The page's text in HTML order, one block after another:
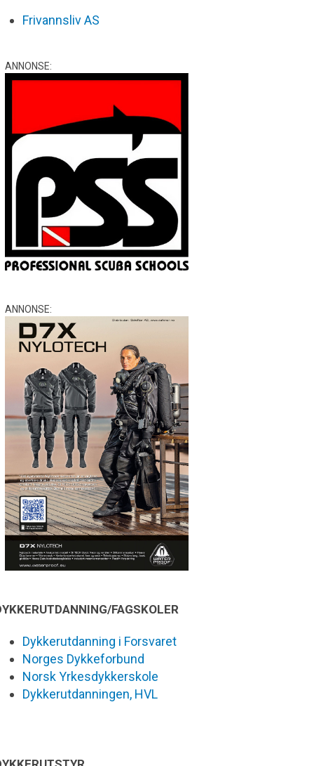
Frivannsliv AS
ANNONSE:
ANNONSE:
FAGSKOLER
Dykkerutdanning i Forsvaret
Norges Dykkeforbund
Norsk Yrkesdykkerskole
Dykkerutdanningen, HVL